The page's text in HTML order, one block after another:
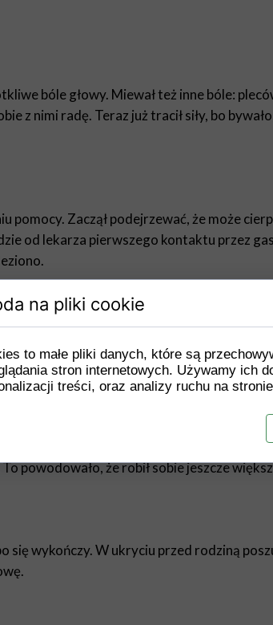
bóle głowy. Miewał też inne bóle:
z nimi radę. Teraz już tracił siły, bo
pomocy. Zaczął podejrzewać, że może
od lekarza pierwszego kontaktu przez
on czuje się tak źle, nie może nawet
sobie od leni, nieudaczników i
ale było mu coraz trudniej. W pracy
łapał się na tym, że robi jakieś
powodowało, że robił sobie jeszcze
się wykończy. W ukryciu przed rodziną
na pliki cookie
to małe pliki danych, które są
stron internetowych. Używamy ich
treści, oraz analizy ruchu na